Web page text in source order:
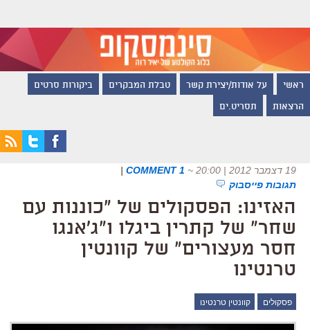
ראשי על אודות/יצירת קשר טבלת המבקרים ביקורות סרטים
הרצאות תסריט.ים
19 דצמבר 2012 | 20:00 ~
1 COMMENT
|
תגובות פייסבוק
האזינו: הפסקולים של "כוננות עם
שחר" של קתרין ביגלו ו"ג'אנגו
חסר מעצורים" של קוונטין
טרנטינו
פסקולים קוונטין טרנטינו